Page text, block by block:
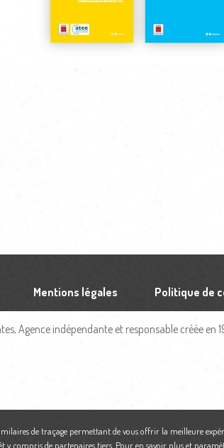
Mentions légales Politique de
Agence indépendante et responsable créée en
de traçage permettant de vous offrir la meilleure
y compris de partenaires tiers. Pour en savoir plus et